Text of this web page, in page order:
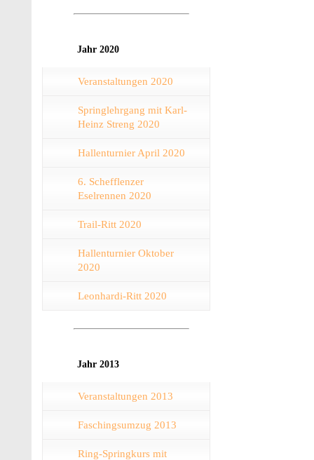
Jahr 2020
Veranstaltungen 2020
Springlehrgang mit Karl-
Heinz Streng 2020
Hallenturnier April 2020
6. Schefflenzer
Eselrennen 2020
Trail-Ritt 2020
Hallenturnier Oktober
2020
Leonhardi-Ritt 2020
Jahr 2013
Veranstaltungen 2013
Faschingsumzug 2013
Ring-Springkurs mit